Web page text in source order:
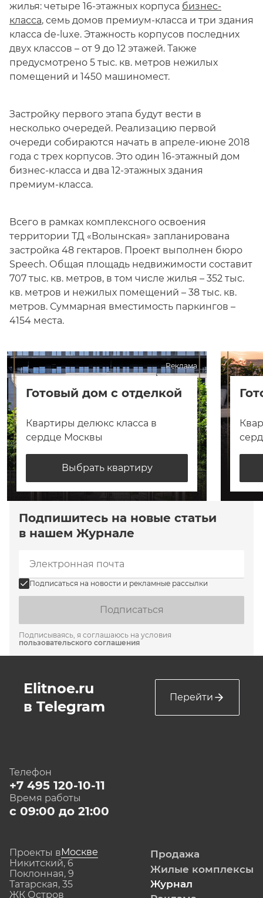
жилья: четыре 16-этажных корпуса бизнес-
класса, семь домов премиум-класса и три здания
класса de-luxe. Этажность корпусов последних
двух классов – от 9 до 12 этажей. Также
предусмотрено 5 тыс. кв. метров нежилых
помещений и 1450 машиномест.
Застройку первого этапа будут вести в
несколько очередей. Реализацию первой
очереди собираются начать в апреле-июне 2018
года с трех корпусов. Это один 16-этажный дом
бизнес-класса и два 12-этажных здания
премиум-класса.
Всего в рамках комплексного освоения
территории ТД «Волынская» запланирована
застройка 48 гектаров. Проект выполнен бюро
Speech. Общая площадь недвижимости составит
707 тыс. кв. метров, в том числе жилья – 352 тыс.
кв. метров и нежилых помещений – 38 тыс. кв.
метров. Суммарная вместимость паркингов –
4154 места.
Реклама
Готовый дом с отделкой
Квартиры делюкс класса в
сердце Москвы
Выбрать квартиру
Подпишитесь на новые статьи
в нашем Журнале
Подписаться на новости и рекламные рассылки
Подписаться
Подписываясь, я соглашаюсь на условия
пользовательского соглашения
Elitnoe.ru
в Telegram
Перейти
Телефон
+7 495 120-10-11
Время работы
с 09:00 до 21:00
Проекты вМоскве
Никитский, 6
Поклонная, 9
Татарская, 35
ЖК Остров
Продажа
Жилые комплексы
Журнал